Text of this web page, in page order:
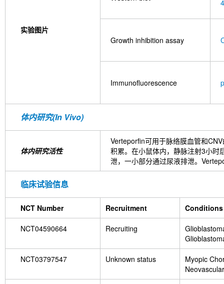
实验图片
Growth inhibition assay
Immunofluorescence
体内研究(In Vivo)
体内研究活性
Verteporfin可用于脉络膜血管和
积累。在小鼠体内，静脉注射3小时
泄，一小部分通过尿液排泄。
临床试验信息
NCT Number Recruitment Conditions
NCT04590664 Recruiting
NCT03797547 Unknown status
Myopic